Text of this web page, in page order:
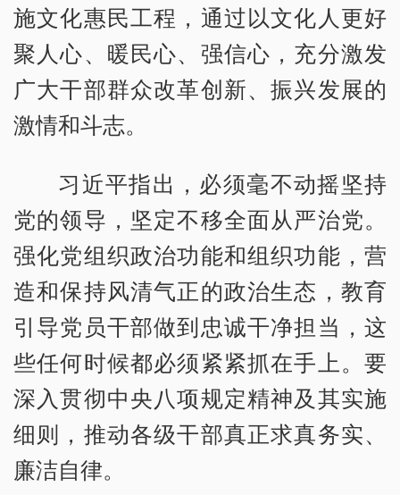
施文化惠民工程，通过以文化人更好
聚人心、暖民心、强信心，充分激发
广大干部群众改革创新、振兴发展的
激情和斗志。
习近平指出，必须毫不动摇坚持
党的领导，坚定不移全面从严治党。
强化党组织政治功能和组织功能，营
造和保持风清气正的政治生态，教育
引导党员干部做到忠诚干净担当，这
些任何时候都必须紧紧抓在手上。要
深入贯彻中央八项规定精神及其实施
细则，推动各级干部真正求真务实、
廉洁自律。